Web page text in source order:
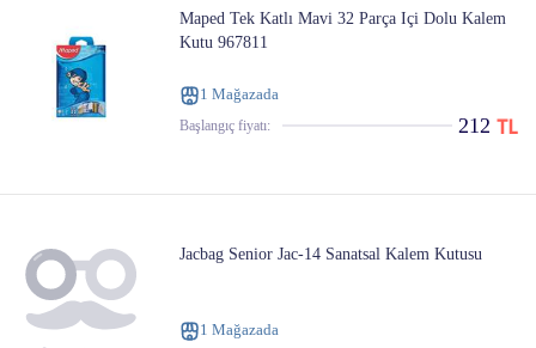
Maped Tek Katlı Mavi 32 Parça Içi Dolu Kalem
Kutu 967811
1 Mağazada
Başlangıç ​​fiyatı: 212
Jacbag Senior Jac-14 Sanatsal Kalem Kutusu
1 Mağazada